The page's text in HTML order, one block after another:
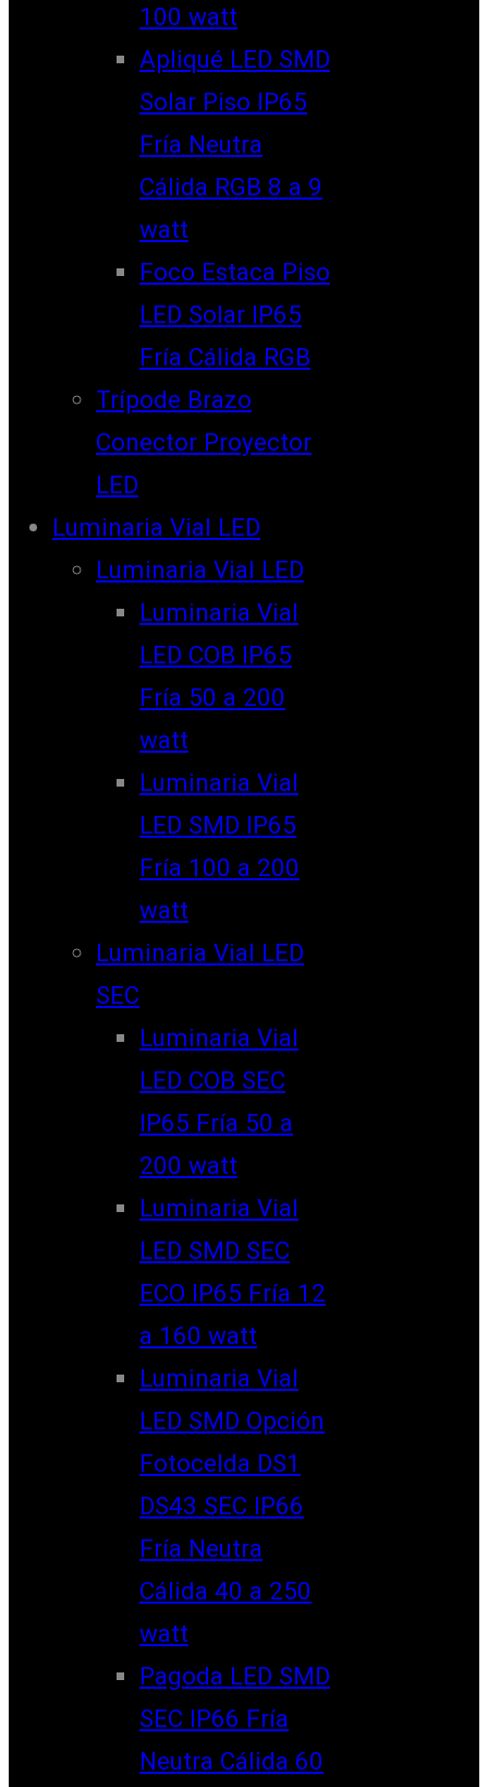
100 watt
Apliqué LED SMD
Solar Piso IP65
Fría Neutra
Cálida RGB 8 a 9
watt
Foco Estaca Piso
LED Solar IP65
Fría Cálida RGB
Trípode Brazo
Conector Proyector
LED
Luminaria Vial LED
Luminaria Vial LED
Luminaria Vial
LED COB IP65
Fría 50 a 200
watt
Luminaria Vial
LED SMD IP65
Fría 100 a 200
watt
Luminaria Vial LED
SEC
Luminaria Vial
LED COB SEC
IP65 Fría 50 a
200 watt
Luminaria Vial
LED SMD SEC
ECO IP65 Fría 12
a 160 watt
Luminaria Vial
LED SMD Opción
Fotocelda DS1
DS43 SEC IP66
Fría Neutra
Cálida 40 a 250
watt
Pagoda LED SMD
SEC IP66 Fría
Neutra Cálida 60